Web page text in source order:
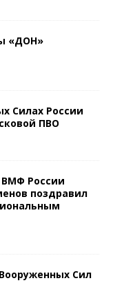
«ДОН»
Силах России
ПВО
России
поздравил
Сил